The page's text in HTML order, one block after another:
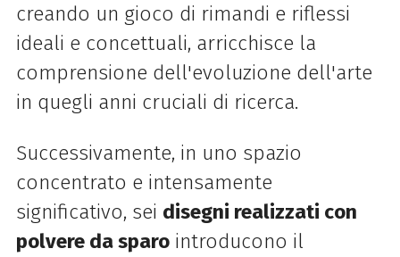
creando un gioco di rimandi e riflessi
ideali e concettuali, arricchisce la
comprensione dell'evoluzione dell'arte
in quegli anni cruciali di ricerca.
Successivamente, in uno spazio
concentrato e intensamente
significativo, sei disegni realizzati con
polvere da sparointroducono il